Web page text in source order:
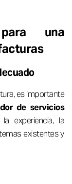
una
es importante
de servicios
experiencia, la
existentes y